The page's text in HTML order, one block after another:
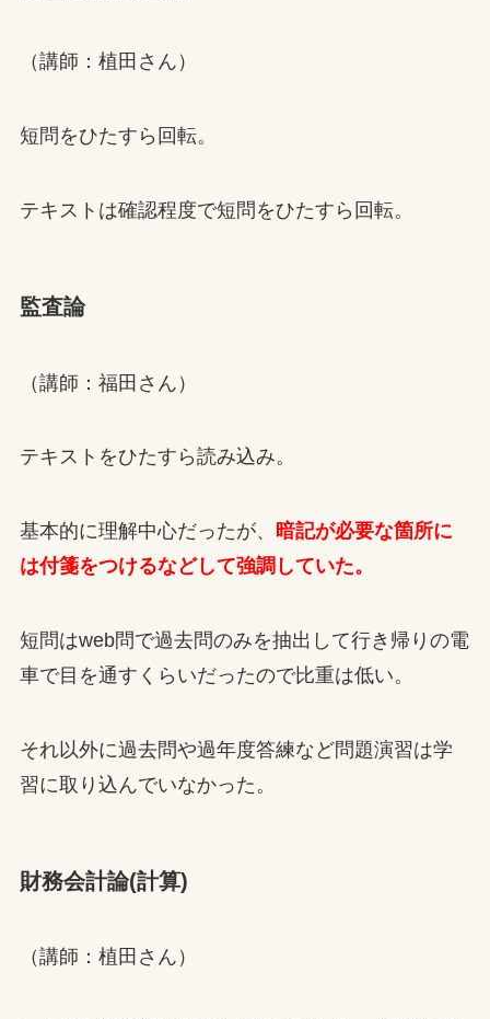
（講師：植田さん）
短問をひたすら回転。
テキストは確認程度で短問をひたすら回転。
監査論
（講師：福田さん）
テキストをひたすら読み込み。
基本的に理解中心だったが、 暗記が必要な箇所に
は付箋をつけるなどして強調していた。
短問はweb問で過去問のみを抽出して行き帰りの電
車で目を通すくらいだったので比重は低い。
それ以外に過去問や過年度答練など問題演習は学
習に取り込んでいなかった。
財務会計論(計算)
（講師：植田さん）